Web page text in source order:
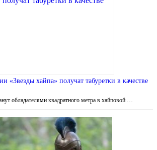
«Звезды хайпа» получат табуретки в качестве
обладателями квадратного метра в хайповой …